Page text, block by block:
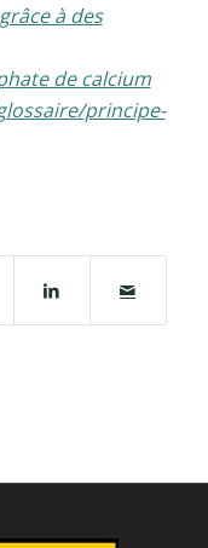
à des
de calcium
principe-